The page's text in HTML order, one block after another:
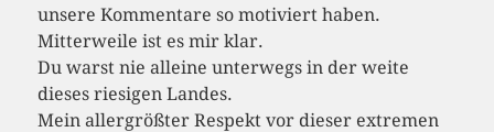
unsere Kommentare so motiviert haben.
Mitterweile ist es mir klar.
Du warst nie alleine unterwegs in der weite
dieses riesigen Landes.
Mein allergrößter Respekt vor dieser extremen